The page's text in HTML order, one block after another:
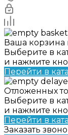
Ваша корзина
Выберите в
и нажмите
Перейти в
Отложенных
Выберите в
и нажмите
Перейти в
Заказать